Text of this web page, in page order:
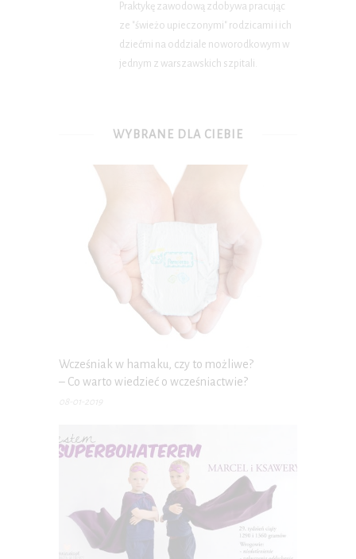
Praktykę zawodową zdobywa pracując
ze "świeżo upieczonymi" rodzicami i ich
dziećmi na oddziale noworodkowym w
jednym z warszawskich szpitali.
WYBRANE DLA CIEBIE
Wcześniak w hamaku, czy to możliwe?
– Co warto wiedzieć o wcześniactwie?
08-01-2019